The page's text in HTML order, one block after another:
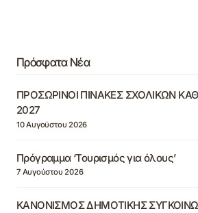
Πρόσφατα Νέα
ΠΡΟΣΩΡΙΝΟΙ ΠΙΝΑΚΕΣ ΣΧΟΛΙΚΩΝ
2027
10 Αυγούστου 2026
Πρόγραμμα ‘Τουρισμός για όλους’
7 Αυγούστου 2026
ΚΑΝΟΝΙΣΜΟΣ ΔΗΜΟΤΙΚΗΣ